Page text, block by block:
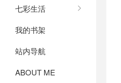
七彩生活
我的书架
站内导航
ABOUT ME